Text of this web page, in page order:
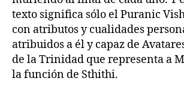
texto significa sólo el Puranic
con atributos y cualidades
atribuidos a él y capaz de
de la Trinidad que representa a
la función de Sthithi.